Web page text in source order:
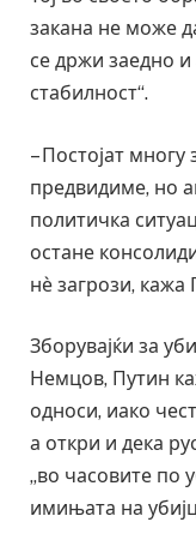
закана не може
се држи заедно
стабилност“.
– Постојат
предвидиме, но
политичка
остане
нѐ загрози, кажа
Зборувајќи за
Немцов, Путин
односи, иако
а откри и дека
„во часовите по
имињата на